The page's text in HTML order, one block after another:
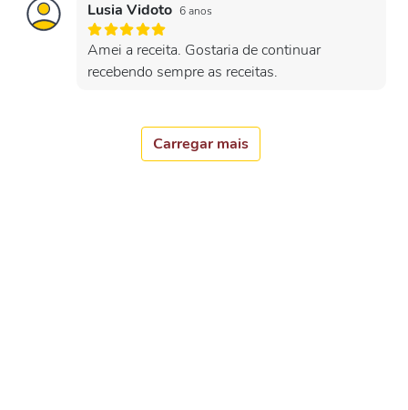
Lusia Vidoto 6 anos
Amei a receita. Gostaria de continuar
recebendo sempre as receitas.
Carregar mais